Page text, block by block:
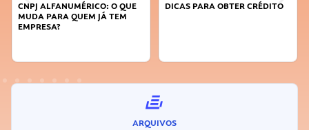
CNPJ ALFANUMÉRICO: O QUE
MUDA PARA QUEM JÁ TEM
EMPRESA?
DICAS PARA OBTER CRÉDITO
ARQUIVOS